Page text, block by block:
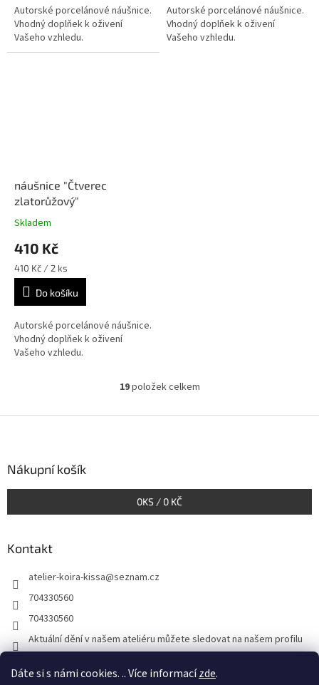
Dáte si s námi cookies. .. Více informacízde.
Autorské porcelánové náušnice.
Vhodný doplňek k oživení
Vašeho vzhledu.
Autorské porcelánové náušnice.
Vhodný doplňek k oživení
Vašeho vzhledu.
náušnice "Čtverec
zlatorůžový"
Skladem
410 Kč
Měrná
cena:
410 Kč / 2 ks
Do košíku
Autorské porcelánové náušnice.
Vhodný doplňek k oživení
Vašeho vzhledu.
O
l
í
p
r
ý
u
19položek celkem
Nákupní košík
0KS / 0 KČ
Kontakt
atelier-koira-kissa@seznam.cz
704330560
704330560
Aktuální dění v našem ateliéru můžete sledovat na našem profilu